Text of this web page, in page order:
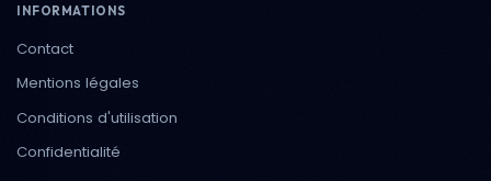
INFORMATIONS
Contact
Mentions légales
Conditions d'utilisation
Confidentialité